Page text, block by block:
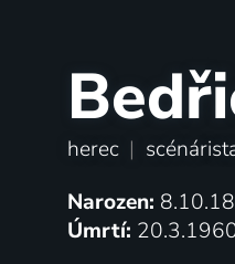
herec |
Narozen:
Úmrtí: